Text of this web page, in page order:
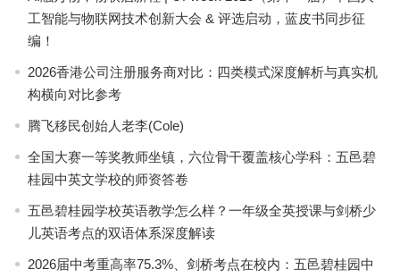
工智能与物联网技术创新大会 & 评选启动，蓝皮书同步征
编！
2026香港公司注册服务商对比：四类模式深度解析与真实机
构横向对比参考
腾飞移民创始人老李(Cole)
全国大赛一等奖教师坐镇，六位骨干覆盖核心学科：五邑碧
桂园中英文学校的师资答卷
五邑碧桂园学校英语教学怎么样？一年级全英授课与剑桥少
儿英语考点的双语体系深度解读
2026届中考重高率75.3%、剑桥考点在校内：五邑碧桂园中